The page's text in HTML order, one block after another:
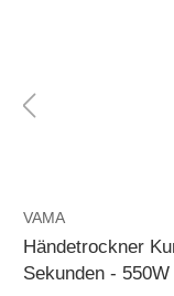
VAMA
Händetrockner
Sekunden -